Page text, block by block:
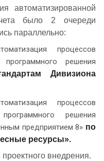
автоматизированной
было 2 очереди
параллельно:
процессов
решения
Дивизиона
процессов
решения
предприятием 8» по
ресурсы».
внедрения.